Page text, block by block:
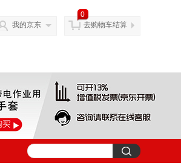
我的京东
0
去购物车结算